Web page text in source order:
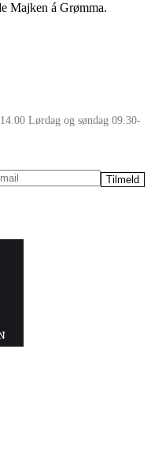
Majken á Grømma.
Lørdag og søndag 09.30-